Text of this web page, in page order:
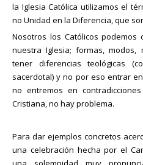
la Iglesia Católica utilizamos el
no Unidad en la Diferencia, que
Nosotros los Católicos
nuestra Iglesia; formas,
tener diferencias teológicas
sacerdotal) y no por eso entrar
no entremos en
Cristiana, no hay problema.
Para dar ejemplos concretos
una celebración hecha por el